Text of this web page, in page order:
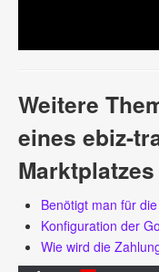
Weitere
eines ebiz-
Marktplatzes
Benötigt man für
Konfiguration der
Wie wird die